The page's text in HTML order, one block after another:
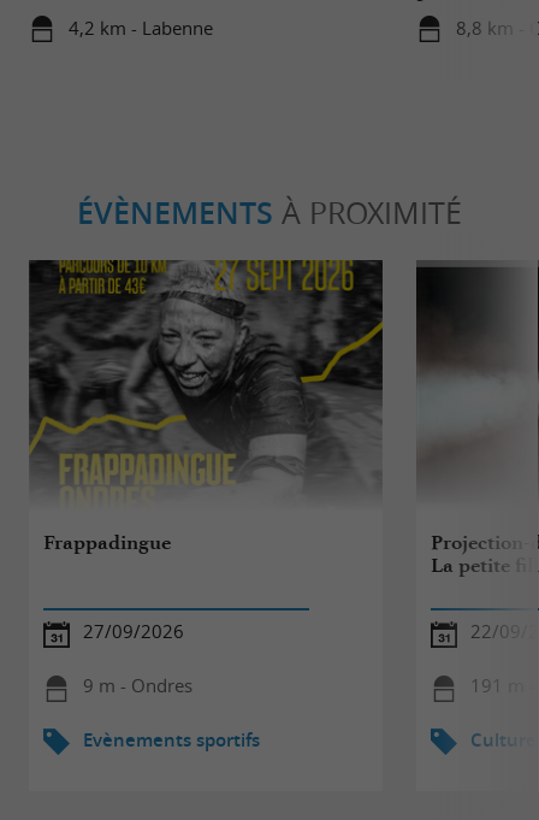
4,2 km - Labenne 8,8 km -
ÉVÈNEMENTS À PROXIMITÉ
Frappadingue
27/09/2026
9 m - Ondres
Evènements sportifs
Projection-
La petite
22/09/
191 m
Culture